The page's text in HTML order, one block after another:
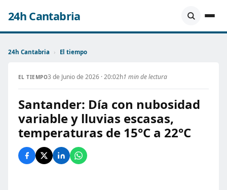
24h Cantabria
24h Cantabria › El tiempo
EL TIEMPO3 de Junio de 2026 · 20:02h1 min de lectura
Santander: Día con nubosidad
variable y lluvias escasas,
temperaturas de 15°C a 22°C